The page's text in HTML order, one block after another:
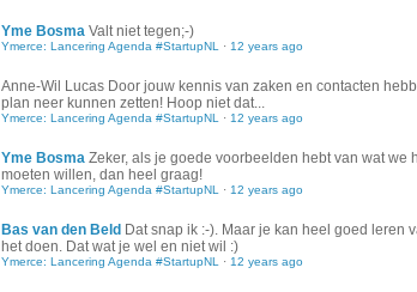
Yme Bosma Valt niet tegen;-)
Ymerce: Lancering Agenda #StartupNL · 12 years ago
Anne-Wil Lucas Door jouw kennis van zaken en contacten
plan neer kunnen zetten! Hoop niet dat...
Ymerce: Lancering Agenda #StartupNL · 12 years ago
Yme Bosma Zeker, als je goede voorbeelden hebt van wat we
moeten willen, dan heel graag!
Ymerce: Lancering Agenda #StartupNL · 12 years ago
Bas van den Beld Dat snap ik :-). Maar je kan heel goed leren
het doen. Dat wat je wel en niet wil :)
Ymerce: Lancering Agenda #StartupNL · 12 years ago